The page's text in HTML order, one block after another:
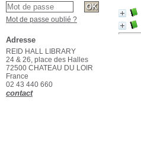
Mot de passe oublié ?
Adresse
REID HALL LIBRARY
24 & 26, place des Halles
72500 CHATEAU DU LOIR
France
02 43 440 660
contact